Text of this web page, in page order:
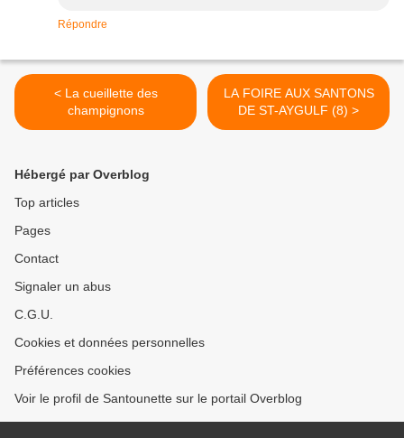
Répondre
< La cueillette des
champignons
LA FOIRE AUX SANTONS
DE ST-AYGULF (8) >
Hébergé par Overblog
Top articles
Pages
Contact
Signaler un abus
C.G.U.
Cookies et données personnelles
Préférences cookies
Voir le profil de Santounette sur le portail Overblog